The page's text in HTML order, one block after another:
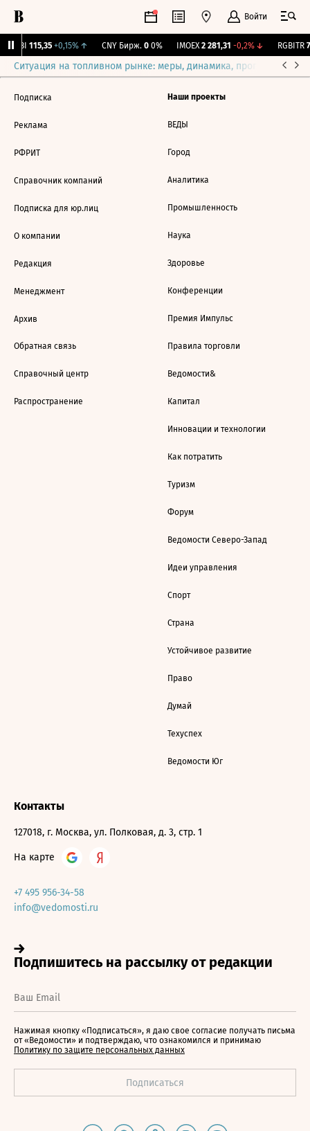
Войти
RGBI 115,35 +0,15%↑ CNY Бирж. 0 0% IMOEX 2 281,31 -0,2%↓ RGBITR
Ситуация на топливном рынке: меры, динамика, прогнозы
Подписка
Реклама
РФРИТ
Справочник компаний
Подписка для юр.лиц
О компании
Редакция
Менеджмент
Архив
Обратная связь
Справочный центр
Распространение
Наши проекты
ВЕДЫ
Город
Аналитика
Промышленность
Наука
Здоровье
Конференции
Премия Импульс
Правила торговли
Ведомости&
Капитал
Инновации и технологии
Как потратить
Туризм
Форум
Ведомости Северо-Запад
Идеи управления
Спорт
Страна
Устойчивое развитие
Право
Думай
Техуспех
Ведомости Юг
Контакты
127018, г. Москва, ул. Полковая, д. 3, стр. 1
На карте
+7 495 956-34-58
info@vedomosti.ru
Нажимая кнопку «Подписаться», я даю свое согласие получать письма
от «Ведомости» и подтверждаю, что ознакомился и принимаю
Политику по защите персональных данных